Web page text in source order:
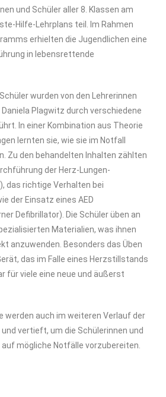
und Schüler aller 8. Klassen am
Hilfe-Lehrplans teil. Im Rahmen
erhielten die Jugendlichen eine
in lebensrettende
wurden von den Lehrerinnen
Plagwitz durch verschiedene
In einer Kombination aus Theorie
lernten sie, wie sie im Notfall
Zu den behandelten Inhalten zählten
der Herz-Lungen-
das richtige Verhalten bei
der Einsatz eines AED
Defibrillator). Die Schüler üben an
Materialien, was ihnen
anzuwenden. Besonders das Üben
das im Falle eines Herzstillstands
für viele eine neue und äußerst
werden auch im weiteren Verlauf der
vertieft, um die Schülerinnen und
mögliche Notfälle vorzubereiten.